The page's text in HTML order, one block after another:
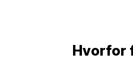
Hvorfor